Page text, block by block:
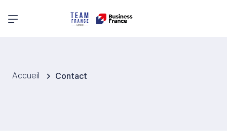
Menu principal
Accueil Contact